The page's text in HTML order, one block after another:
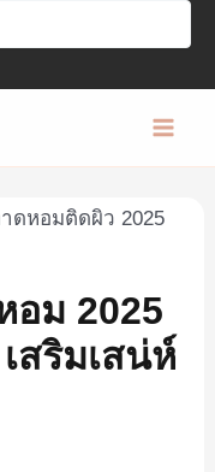
อม 2025
สริมเสน่ห์